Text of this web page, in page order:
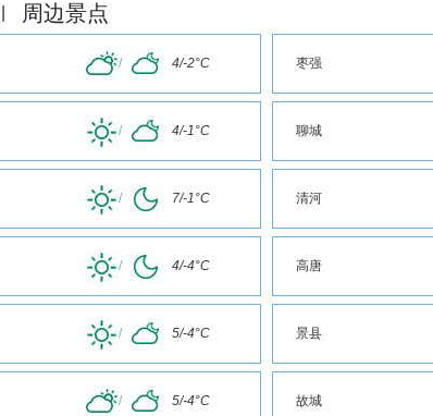
周边景点
/ 4/-2°C 枣强
/ 4/-1°C 聊城
/ 7/-1°C 清河
/ 4/-4°C 高唐
/ 5/-4°C 景县
/ 5/-4°C 故城